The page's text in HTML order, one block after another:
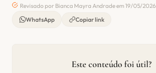
Revisado por Bianca Mayra Andrade em 19/05/2026
WhatsApp
Copiar link
Este conteúdo foi útil?